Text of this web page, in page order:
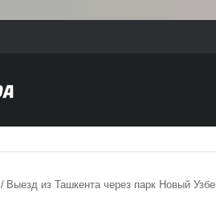
/ Выезд из Ташкента через парк Новый